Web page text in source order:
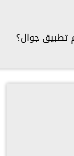
تطبيق جوال؟